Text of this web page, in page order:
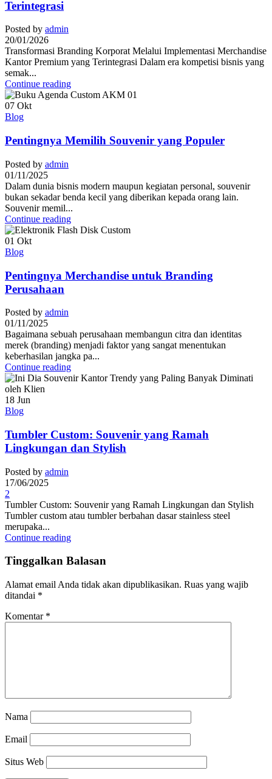
Terintegrasi
Posted by admin
20/01/2026
Transformasi Branding Korporat Melalui Implementasi Merchandise
Kantor Premium yang Terintegrasi Dalam era kompetisi bisnis yang
semak...
Continue reading
07 Okt
Blog
Pentingnya Memilih Souvenir yang Populer
Posted by admin
01/11/2025
Dalam dunia bisnis modern maupun kegiatan personal, souvenir
bukan sekadar benda kecil yang diberikan kepada orang lain.
Souvenir memil...
Continue reading
01 Okt
Blog
Pentingnya Merchandise untuk Branding
Perusahaan
Posted by admin
01/11/2025
Bagaimana sebuah perusahaan membangun citra dan identitas
merek (branding) menjadi faktor yang sangat menentukan
keberhasilan jangka pa...
Continue reading
18 Jun
Blog
Tumbler Custom: Souvenir yang Ramah
Lingkungan dan Stylish
Posted by admin
17/06/2025
2
Tumbler Custom: Souvenir yang Ramah Lingkungan dan Stylish
Tumbler custom atau tumbler berbahan dasar stainless steel
merupaka...
Continue reading
Tinggalkan Balasan
Alamat email Anda tidak akan dipublikasikan. Ruas yang wajib
ditandai *
Komentar *
Nama
Email
Situs Web